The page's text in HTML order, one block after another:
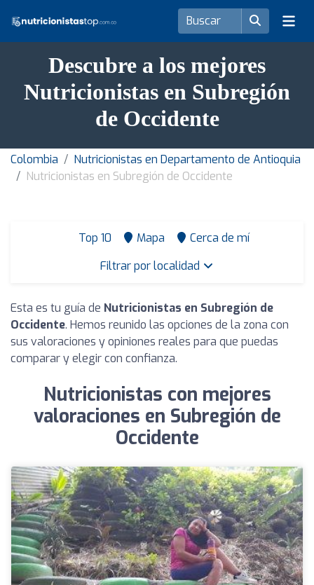
Descubre a los mejores
Nutricionistas en Subregión
de Occidente
Colombia
Nutricionistas en Departamento de Antioquia
Nutricionistas en Subregión de Occidente
Top 10 Mapa
Cerca de mí
Filtrar por localidad
Esta es tu guía de Nutricionistas en Subregión de
Occidente. Hemos reunido las opciones de la zona con
sus valoraciones y opiniones reales para que puedas
comparar y elegir con confianza.
Nutricionistas con mejores
valoraciones en Subregión de
Occidente